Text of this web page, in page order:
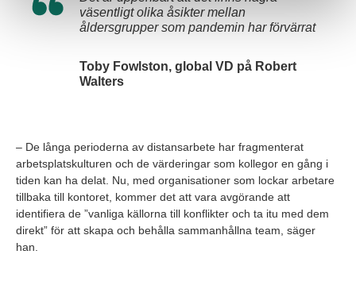
väsentligt olika åsikter mellan
åldersgrupper som pandemin har förvärrat
Toby Fowlston, global VD på Robert
Walters
– De långa perioderna av distansarbete har fragmenterat
arbetsplatskulturen och de värderingar som kollegor en gång i
tiden kan ha delat. Nu, med organisationer som lockar arbetare
tillbaka till kontoret, kommer det att vara avgörande att
identifiera de ”vanliga källorna till konflikter och ta itu med dem
direkt” för att skapa och behålla sammanhållna team, säger
han.